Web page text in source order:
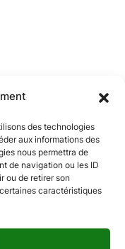
des technologies
aux informations des
nous permettra de
de navigation ou les ID
ou de retirer son
caractéristiques